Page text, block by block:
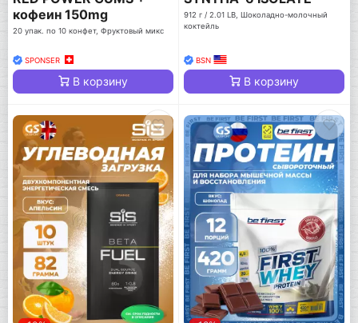
кофеин 150mg
20 упак. по 10 конфет, Фруктовый микс
SPONSER
В корзину
912 г / 2.01 LB, Шоколадно-молочный
коктейль
BSN
В корзину